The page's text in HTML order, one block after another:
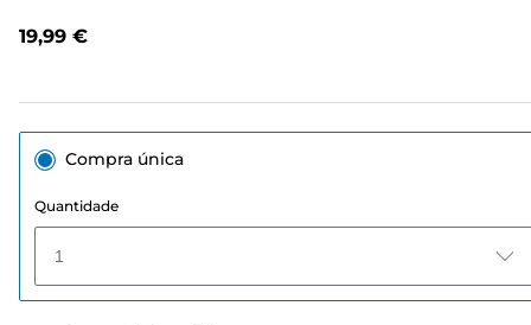
19,99 €
Compra única
Quantidade
1